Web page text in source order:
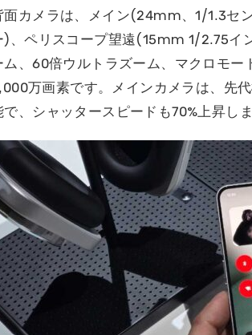
面カメラは、メイン(24mm、1/1.3セ
)、ペリスコープ望遠(15mm 1/2.75イ
ム、60倍ウルトラズーム、マクロモ
万画素です。メインカメラは、先
で、シャッタースピードも70%上昇しま